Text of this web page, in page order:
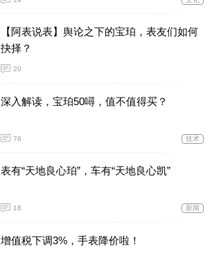
【阿表说表】舆论之下的宝珀，表友们如何
抉择？
20
深入解读，宝珀50噚，值不值得买？
76 技术
表有“天地良心珀”，车有“天地良心凯”
18 新闻
增值税下调3%，手表降价啦！